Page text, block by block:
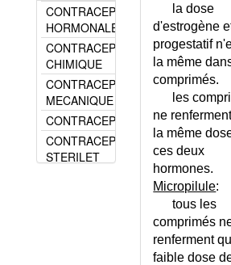
CONTRACEPTION
HORMONALE - CONSEILS
CONTRACEPTION LOCALE
CHIMIQUE
CONTRACEPTION LOCALE
MECANIQUE
CONTRACEPTION NATURELLE
CONTRACEPTION PAR
STERILET
CONTRACEPTION PAR
STERILET - CONSEILS
CONTRACEPTION POUR CAS
CONTRACTURE DES
la dose
d'estrogène
progestatif
la même
comprimés.
les
ne
la même
ces deux
hormones.
Micropilule:
tous les
comprimés
renferment
faible dose